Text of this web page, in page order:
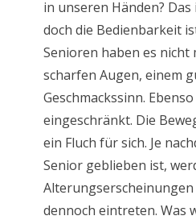
in unseren Händen?
doch die Bedienbarkeit
Senioren haben es nicht
scharfen Augen, einem
Geschmackssinn.
eingeschränkt. Die
ein Fluch für sich. Je
Senior geblieben ist,
dennoch eintreten. Was